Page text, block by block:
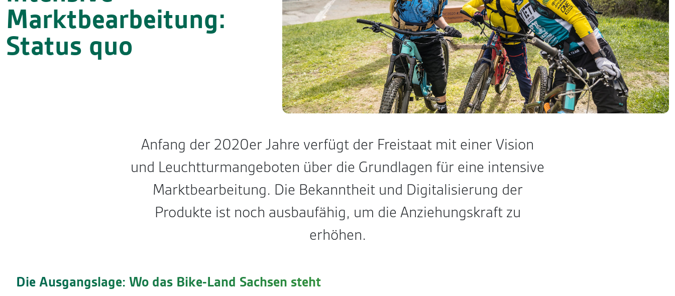
Marktbearbeitung:
Status quo
Anfang der 2020er Jahre verfügt der Freistaat mit einer Vision
und Leuchtturmangeboten über die Grundlagen für eine intensive
Marktbearbeitung. Die Bekanntheit und Digitalisierung der
Produkte ist noch ausbaufähig, um die Anziehungskraft zu
erhöhen.
Die Ausgangslage: Wo das Bike-Land Sachsen steht